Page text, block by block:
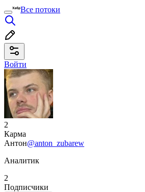
Все потоки
Войти
2
Карма
Антон@anton_zubarew
Аналитик
2
Подписчики